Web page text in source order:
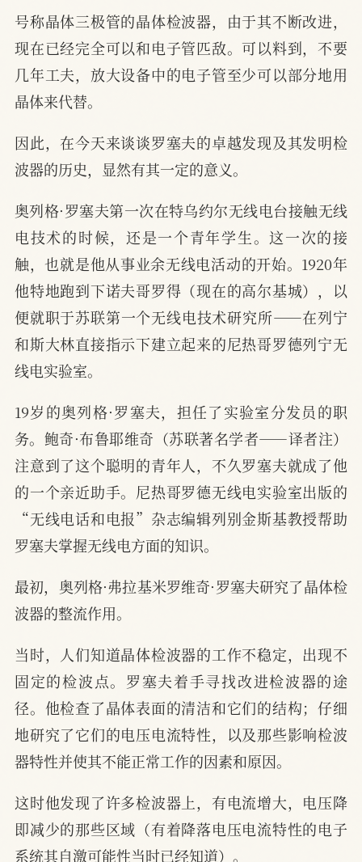
号称晶体三极管的晶体检波器，由于其不断改进，
现在已经完全可以和电子管匹敌。可以料到，不要
几年工夫，放大设备中的电子管至少可以部分地用
晶体来代替。
因此，在今天来谈谈罗塞夫的卓越发现及其发明检
波器的历史，显然有其一定的意义。
奥列格·罗塞夫第一次在特乌约尔无线电台接触无线
电技术的时候，还是一个青年学生。这一次的接
触，也就是他从事业余无线电活动的开始。1920年
他特地跑到下诺夫哥罗得（现在的高尔基城），以
便就职于苏联第一个无线电技术研究所——在列宁
和斯大林直接指示下建立起来的尼热哥罗德列宁无
线电实验室。
19岁的奥列格·罗塞夫，担任了实验室分发员的职
务。鲍奇·布鲁耶维奇（苏联著名学者——译者注）
注意到了这个聪明的青年人，不久罗塞夫就成了他
的一个亲近助手。尼热哥罗德无线电实验室出版的
“无线电话和电报”杂志编辑列别金斯基教授帮助
罗塞夫掌握无线电方面的知识。
最初，奥列格·弗拉基米罗维奇·罗塞夫研究了晶体检
波器的整流作用。
当时，人们知道晶体检波器的工作不稳定，出现不
固定的检波点。罗塞夫着手寻找改进检波器的途
径。他检查了晶体表面的清洁和它们的结构；仔细
地研究了它们的电压电流特性，以及那些影响检波
器特性并使其不能正常工作的因素和原因。
这时他发现了许多检波器上，有电流增大，电压降
即减少的那些区域（有着降落电压电流特性的电子
系统其自激可能性当时已经知道）。